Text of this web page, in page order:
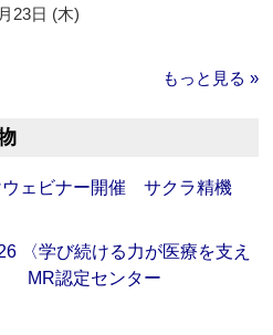
23日 (木)
もっと見る »
ウェビナー開催 サクラ精機
〈学び続ける力が医療を支え
MR認定センター